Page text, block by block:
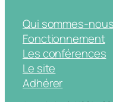
Qui sommes-
Fonctionnement
Les conférences
Le site
Adhérer